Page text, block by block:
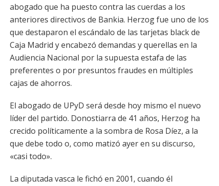
abogado que ha puesto contra las cuerdas a los
anteriores directivos de Bankia. Herzog fue uno de los
que destaparon el escándalo de las tarjetas black de
Caja Madrid y encabezó demandas y querellas en la
Audiencia Nacional por la supuesta estafa de las
preferentes o por presuntos fraudes en múltiples
cajas de ahorros.
El abogado de UPyD será desde hoy mismo el nuevo
líder del partido. Donostiarra de 41 años, Herzog ha
crecido políticamente a la sombra de Rosa Díez, a la
que debe todo o, como matizó ayer en su discurso,
«casi todo».
La diputada vasca le fichó en 2001, cuando él